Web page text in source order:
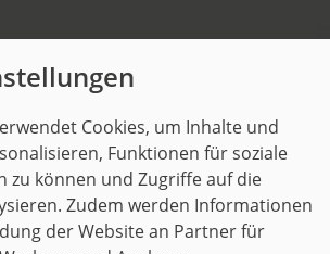
Cookies, um Inhalte und
Funktionen für soziale
zu können und Zugriffe auf die
Zudem werden Informationen
der Website an Partner für